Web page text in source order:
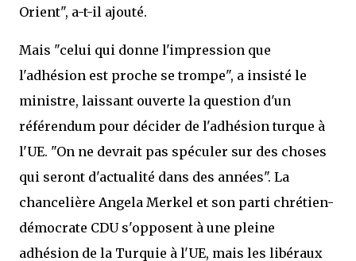
Orient", a-t-il ajouté.
Mais "celui qui donne l'impression que
l'adhésion est proche se trompe", a insisté le
ministre, laissant ouverte la question d'un
référendum pour décider de l'adhésion turque à
l'UE. "On ne devrait pas spéculer sur des choses
qui seront d'actualité dans des années". La
chancelière Angela Merkel et son parti chrétien-
démocrate CDU s'opposent à une pleine
adhésion de la Turquie à l'UE, mais les libéraux